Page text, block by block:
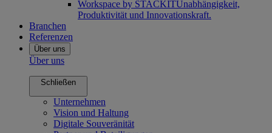
Workspace by STACKITUnabhängigkeit,
Produktivität und Innovationskraft.
Branchen
Referenzen
Über uns
Über uns
Schließen
Unternehmen
Vision und Haltung
Digitale Souveränität